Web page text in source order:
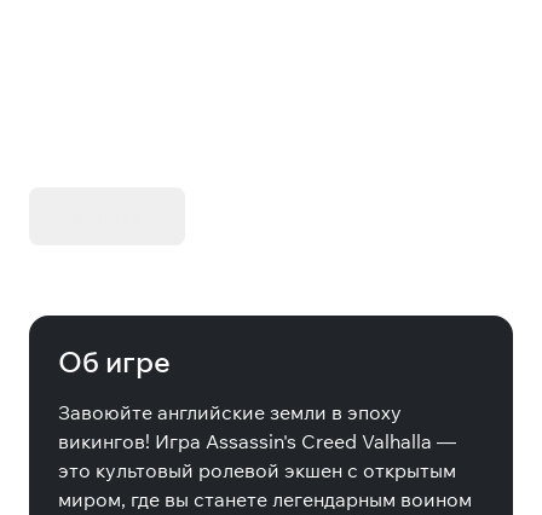
Об игре
Завоюйте английские земли в эпоху
викингов! Игра Assassin's Creed Valhalla —
это культовый ролевой экшен с открытым
миром, где вы станете легендарным воином